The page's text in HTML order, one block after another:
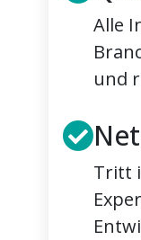
Alle
und
Tritt